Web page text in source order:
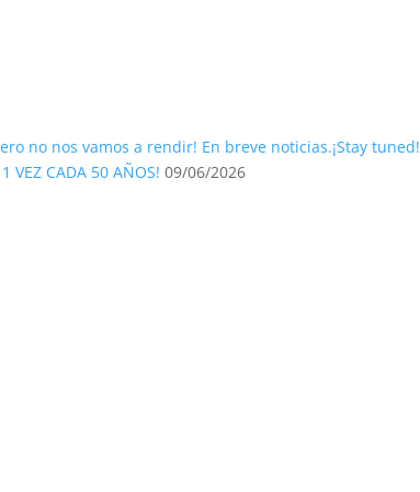
no nos vamos a rendir! En breve noticias.¡Stay tuned!
VEZ CADA 50 AÑOS! 09/06/2026